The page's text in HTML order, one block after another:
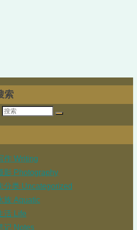
索
作 Writing
影 Photography
分类 Uncategorized
族 Aquatic
活 Life
记 Notes